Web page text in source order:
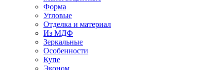
Форма
Угловые
Отделка и материал
Из МДФ
Зеркальные
Особенности
Купе
Эконом